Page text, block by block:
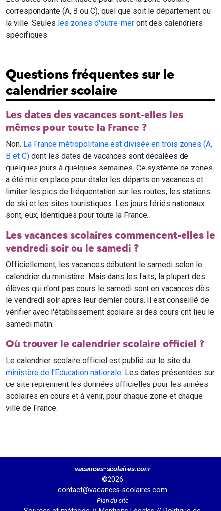
correspondante (A, B ou C), quel que soit le département ou
la ville. Seules les zones d'outre-mer ont des calendriers
spécifiques.
Questions fréquentes sur le
calendrier scolaire
Les dates des vacances sont-elles les
mêmes pour toute la France ?
Non. La France métropolitaine est divisée en trois zones (A,
B et C) dont les dates de vacances sont décalées de
quelques jours à quelques semaines. Ce système de zones
a été mis en place pour étaler les départs en vacances et
limiter les pics de fréquentation sur les routes, les stations
de ski et les sites touristiques. Les jours fériés nationaux
sont, eux, identiques pour toute la France.
Les vacances scolaires commencent-elles le
vendredi soir ou le samedi ?
Officiellement, les vacances débutent le samedi selon le
calendrier du ministère. Mais dans les faits, la plupart des
élèves qui n'ont pas cours le samedi sont en vacances dès
le vendredi soir après leur dernier cours. Il est conseillé de
vérifier avec l'établissement scolaire si des cours ont lieu le
samedi matin.
Où trouver le calendrier scolaire officiel ?
Le calendrier scolaire officiel est publié sur le site du
ministère de l'Education nationale. Les dates présentées sur
ce site reprennent les données officielles pour les années
scolaires en cours et à venir, pour chaque zone et chaque
ville de France.
vacances-scolaires.com
©2026
contact@vacances-scolaires.com
Plan du site